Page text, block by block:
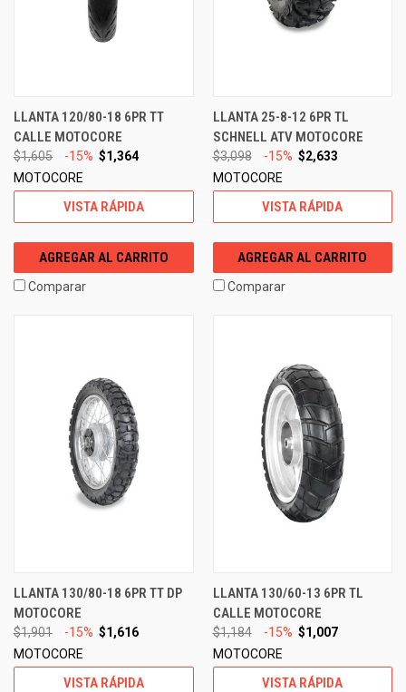
LLANTA 120/80-18 6PR TT
CALLE MOTOCORE
$1,605 -15% $1,364
MOTOCORE
VISTA RÁPIDA
AGREGAR AL CARRITO
Comparar
LLANTA 25-8-12 6PR TL
SCHNELL ATV MOTOCORE
$3,098 -15% $2,633
MOTOCORE
VISTA RÁPIDA
AGREGAR AL CARRITO
Comparar
LLANTA 130/80-18 6PR TT DP
MOTOCORE
$1,901 -15% $1,616
MOTOCORE
VISTA RÁPIDA
LLANTA 130/60-13 6PR TL
CALLE MOTOCORE
$1,184 -15% $1,007
MOTOCORE
VISTA RÁPIDA